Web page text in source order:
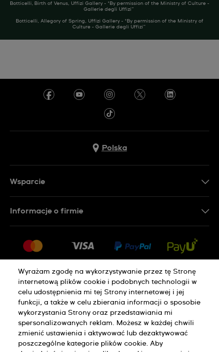
Botticelli, Birth of Venus, Uffizi Gallery - "By permission of the Ministry of Culture -
Gallerie degli Uffizi”
Botticelli, Allegory of Spring, Uffizi Gallery - "By permission of the Ministry of
Culture - Gallerie degli Uffizi”
Polska
Wsparcie
Zwroty i reklamacje
Warunki sprzedaży
Odstąp od umowy
Informacje o firmie
Praca
Polityka Prywatności Pliki Cookie
Regulamin Sklepu
Wyrażam zgodę na wykorzystywanie przez tę Stronę
internetową plików cookie i podobnych technologii w
celu udostępnienia mi tej Strony internetowej i jej
funkcji, a także w celu zbierania informacji o sposobie
wykorzystania Strony oraz przedstawiania mi
spersonalizowanych reklam. Możesz w każdej chwili
zmienić ustawienia i aktywować lub dezaktywować
poszczególne kategorie plików cookie. Aby